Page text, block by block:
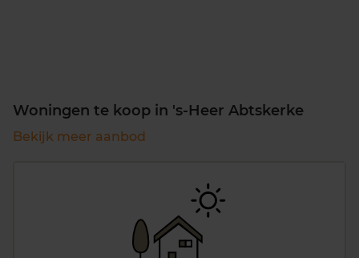
Woningen te koop in 's-Heer Abtskerke
Bekijk meer aanbod